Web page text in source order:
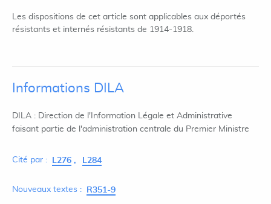
Les dispositions de cet article sont applicables aux déportés
résistants et internés résistants de 1914-1918.
Informations DILA
DILA : Direction de l'Information Légale et Administrative
faisant partie de l'administration centrale du Premier Ministre
Cité par : L276 L284
Nouveaux textes : R351-9